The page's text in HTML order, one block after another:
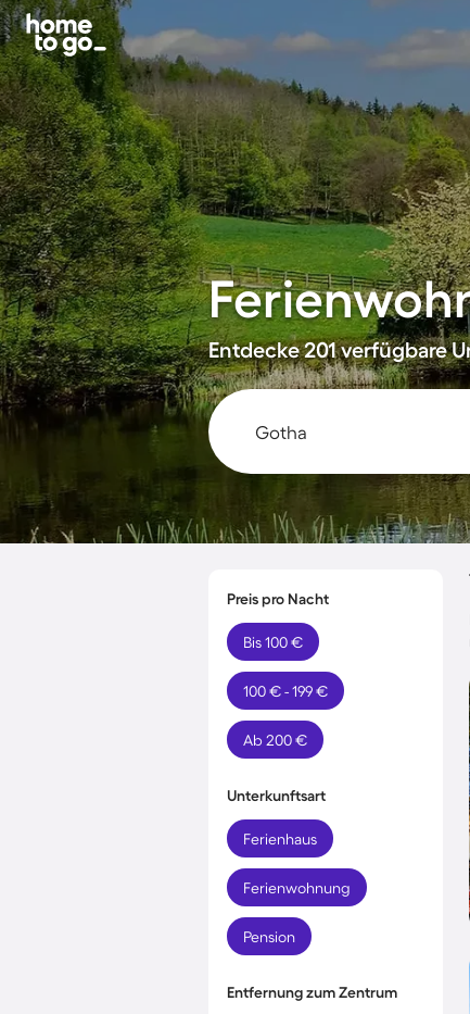
Entdecke 201 verfügbare
Preis pro Nacht
Bis 100 €
100 € - 199 €
Ab 200 €
Unterkunftsart
Ferienhaus
Ferienwohnung
Pension
Entfernung zum Zentrum